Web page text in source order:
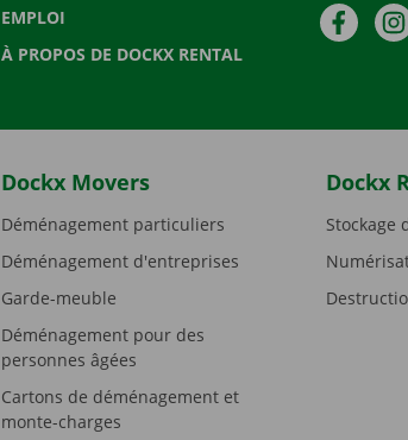
EMPLOI
À PROPOS DE DOCKX RENTAL
Dockx Movers
Déménagement particuliers
Déménagement d'entreprises
Garde-meuble
Déménagement pour des
personnes âgées
Cartons de déménagement et
monte-charges
Dockx
Stockage